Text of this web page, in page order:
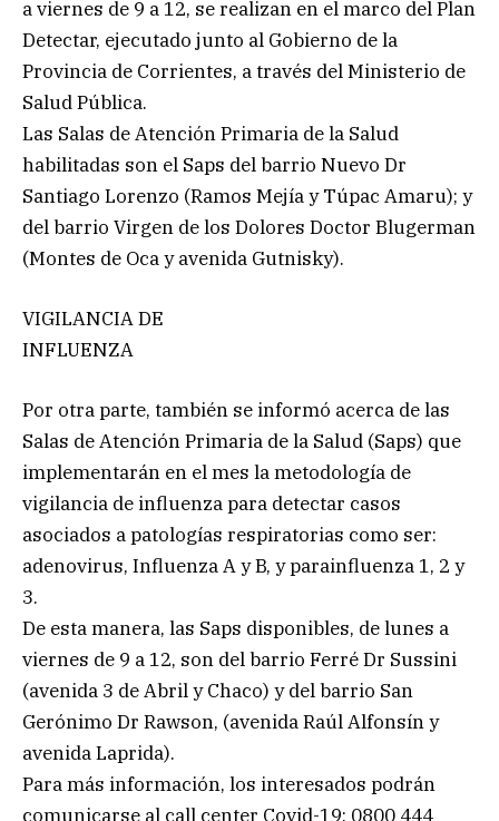
a viernes de 9 a 12, se realizan en el marco del Plan
Detectar, ejecutado junto al Gobierno de la
Provincia de Corrientes, a través del Ministerio de
Salud Pública.
Las Salas de Atención Primaria de la Salud
habilitadas son el Saps del barrio Nuevo Dr
Santiago Lorenzo (Ramos Mejía y Túpac Amaru); y
del barrio Virgen de los Dolores Doctor Blugerman
(Montes de Oca y avenida Gutnisky).
VIGILANCIA DE
INFLUENZA
Por otra parte, también se informó acerca de las
Salas de Atención Primaria de la Salud (Saps) que
implementarán en el mes la metodología de
vigilancia de influenza para detectar casos
asociados a patologías respiratorias como ser:
adenovirus, Influenza A y B, y parainfluenza 1, 2 y
3.
De esta manera, las Saps disponibles, de lunes a
viernes de 9 a 12, son del barrio Ferré Dr Sussini
(avenida 3 de Abril y Chaco) y del barrio San
Gerónimo Dr Rawson, (avenida Raúl Alfonsín y
avenida Laprida).
Para más información, los interesados podrán
comunicarse al call center Covid-19: 0800 444